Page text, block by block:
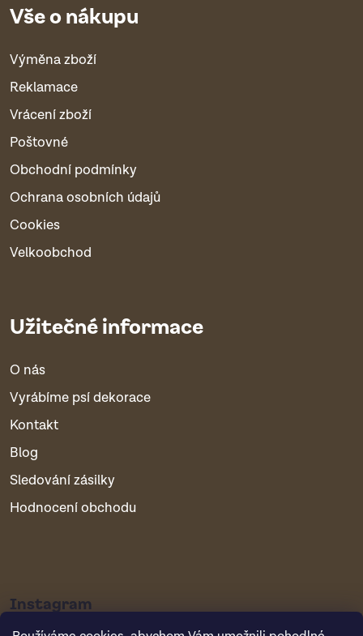
Vše o nákupu
Výměna zboží
Reklamace
Vrácení zboží
Poštovné
Obchodní podmínky
Ochrana osobních údajů
Cookies
Velkoobchod
Užitečné informace
O nás
Vyrábíme psí dekorace
Kontakt
Blog
Sledování zásilky
Hodnocení obchodu
Instagram